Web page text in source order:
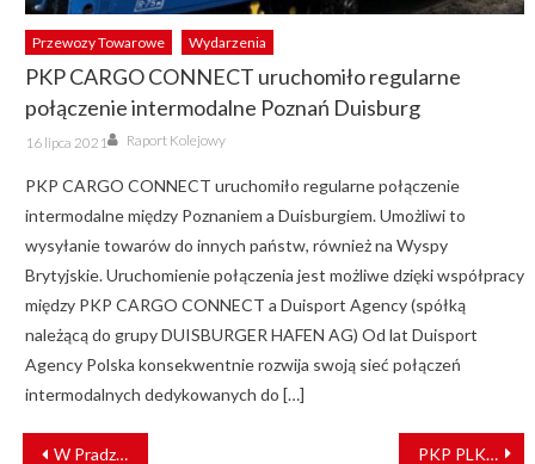
Przewozy Towarowe Wydarzenia
PKP CARGO CONNECT uruchomiło regularne
połączenie intermodalne Poznań Duisburg
Posted
on
16 lipca 2021 Author
Raport Kolejowy
PKP CARGO CONNECT uruchomiło regularne połączenie
intermodalne między Poznaniem a Duisburgiem. Umożliwi to
wysyłanie towarów do innych państw, również na Wyspy
Brytyjskie. Uruchomienie połączenia jest możliwe dzięki współpracy
między PKP CARGO CONNECT a Duisport Agency (spółką
należącą do grupy DUISBURGER HAFEN AG) Od lat Duisport
Agency Polska konsekwentnie rozwija swoją sieć połączeń
intermodalnych dedykowanych do […]
NAWIGACJA
W Pradze powstanie nowa linia metra. Prace ruszą w 2022 r. PKP PLK usprawni podróże na linii Poznań – Wolsztyn